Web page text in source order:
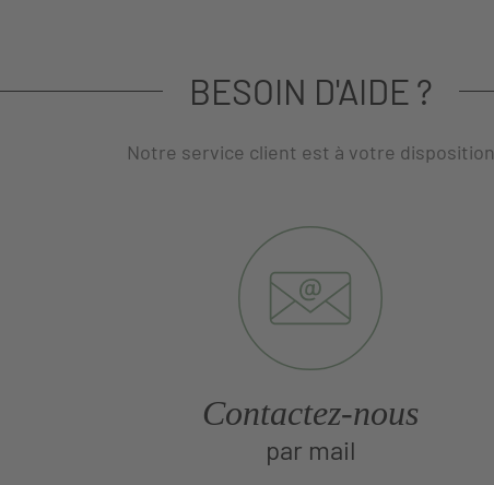
BESOIN D'AIDE ?
Notre service client est à votre disposition
Contactez-nous
par mail